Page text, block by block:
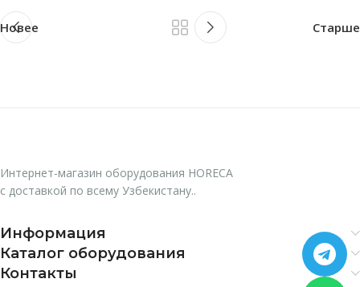
Новее Старше
Интернет-магазин оборудования HORECA
с доставкой по всему Узбекистану..
Информация
Каталог оборудования
Контакты